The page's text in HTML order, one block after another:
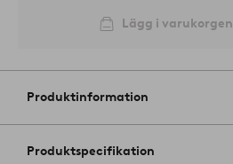
Lägg i varukorgen
Produktinformation
Produktspecifikation